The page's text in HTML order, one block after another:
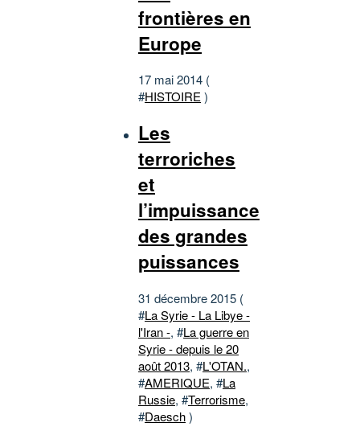
frontières en
Europe
17 mai 2014 (
#HISTOIRE)
Les
terroriches
et
l’impuissance
des grandes
puissances
31 décembre 2015 (
#La Syrie - La Libye -
l'Iran -, #La guerre en
Syrie - depuis le 20
août 2013, #L'OTAN.,
#AMERIQUE, #La
Russie, #Terrorisme,
#Daesch)